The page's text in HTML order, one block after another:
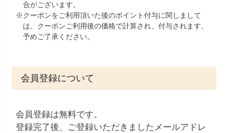
合がございます。
クーポンをご利用頂いた後のポイント付与に関しまして
は、クーポンご利用後の価格で計算され、付与されます。
予めご了承ください。
会員登録について
会員登録は無料です。
登録完了後、ご登録いただきましたメールアドレ